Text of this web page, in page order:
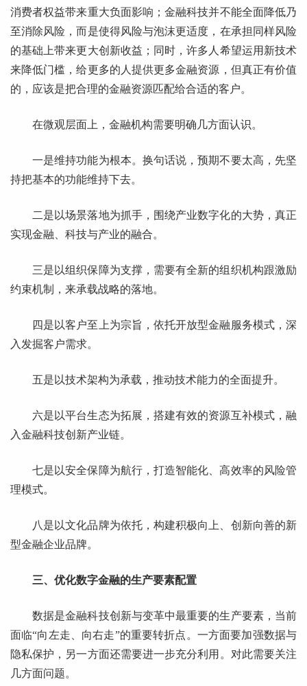
消费者权益带来重大负面影响；金融科技并不能全面降低乃
至消除风险，而是使得风险与泡沫更适度，在承担同样风险
的基础上带来更大创新收益；同时，许多人希望运用新技术
来降低门槛，给更多的人提供更多金融资源，但真正有价值
的，应该是把合理的金融资源匹配给合适的客户。
在微观层面上，金融机构需要明确几方面认识。
一是维持功能为根本。换句话说，预期不要太高，先坚
持把基本的功能维持下去。
二是以场景落地为抓手，围绕产业数字化的大势，真正
实现金融、科技与产业的融合。
三是以组织保障为支撑，需要有全新的组织机构跟激励
约束机制，来承载战略的落地。
四是以客户至上为宗旨，依托开放型金融服务模式，深
入发掘客户需求。
五是以技术架构为承载，推动技术能力的全面提升。
六是以平台生态为拓展，搭建有效的资源互补模式，融
入金融科技创新产业链。
七是以安全保障为航行，打造智能化、高效率的风险管
理模式。
八是以文化品牌为依托，构建积极向上、创新向善的新
型金融企业品牌。
三、优化数字金融的生产要素配置
数据是金融科技创新与变革中最重要的生产要素，当前
面临“向左走、向右走”的重要转折点。一方面要加强数据与
隐私保护，另一方面还需要进一步充分利用。对此需要关注
几方面问题。